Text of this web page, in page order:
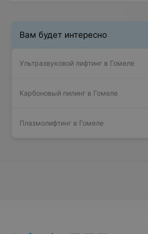
Вам будет интересно
Ультразвуковой лифтинг в Гомеле
Карбоновый пилинг в Гомеле
Плазмолифтинг в Гомеле